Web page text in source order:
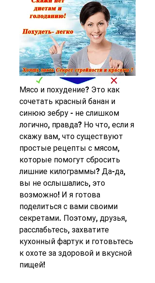
Мясо и похудение? Это как
сочетать красный банан и
синюю зебру - не слишком
логично, правда? Но что, если я
скажу вам, что существуют
простые рецепты с мясом,
которые помогут сбросить
лишние килограммы? Да-да,
вы не ослышались, это
возможно! И я готова
поделиться с вами своими
секретами. Поэтому, друзья,
расслабьтесь, захватите
кухонный фартук и готовьтесь
к охоте за здоровой и вкусной
пищей!